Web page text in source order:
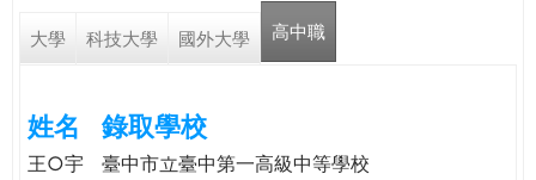
e
e
大學 科技大學 國外大學 高中職
姓名 錄取學校
王○宇
臺中市立臺中第一高級中等學校